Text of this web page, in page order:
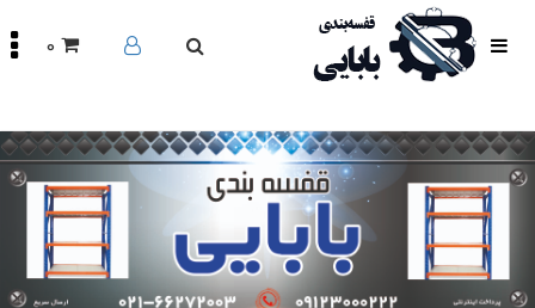
محصولات
مقالات
درباره
تماس
باما
0